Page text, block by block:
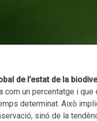
de l’estat de la
com un percentatge i
determinat. Això
sinó de la